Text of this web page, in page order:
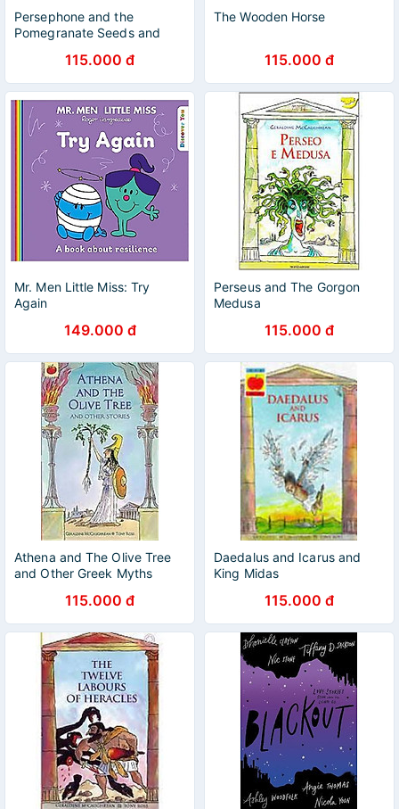
Persephone and the
Pomegranate Seeds and
115.000 đ
The Wooden Horse
115.000 đ
Mr. Men Little Miss: Try
Again
149.000 đ
Perseus and The Gorgon
Medusa
115.000 đ
Athena and The Olive Tree
and Other Greek Myths
115.000 đ
Daedalus and Icarus and
King Midas
115.000 đ